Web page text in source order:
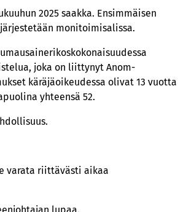
2025 saakka. Ensimmäisen
järjestetään monitoimisalissa.
joka on liittynyt Anom-
käräjäoikeudessa olivat 13 vuotta
yhteensä 52.
varata riittävästi aikaa